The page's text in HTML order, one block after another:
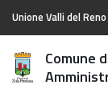
Unione Valli del
Comune